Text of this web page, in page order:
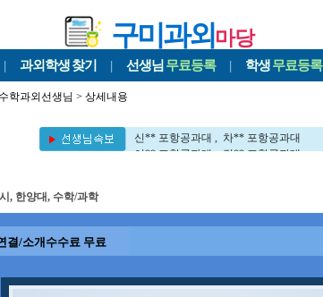
구미과외마당
| 과외학생찾기 | 선생님 무료등록 | 학생무료등록
수학과외선생님 > 상세내용
신** 포항공과대 , 차** 포항공과대
이** 포항공과대 , 김** 포항공과대
김** 포항공과대 , 김** 세멜바이스대
이** 대구대학교대 , 김** 포항공과대
, 한양대, 수학/과학
결/소개수수료 무료